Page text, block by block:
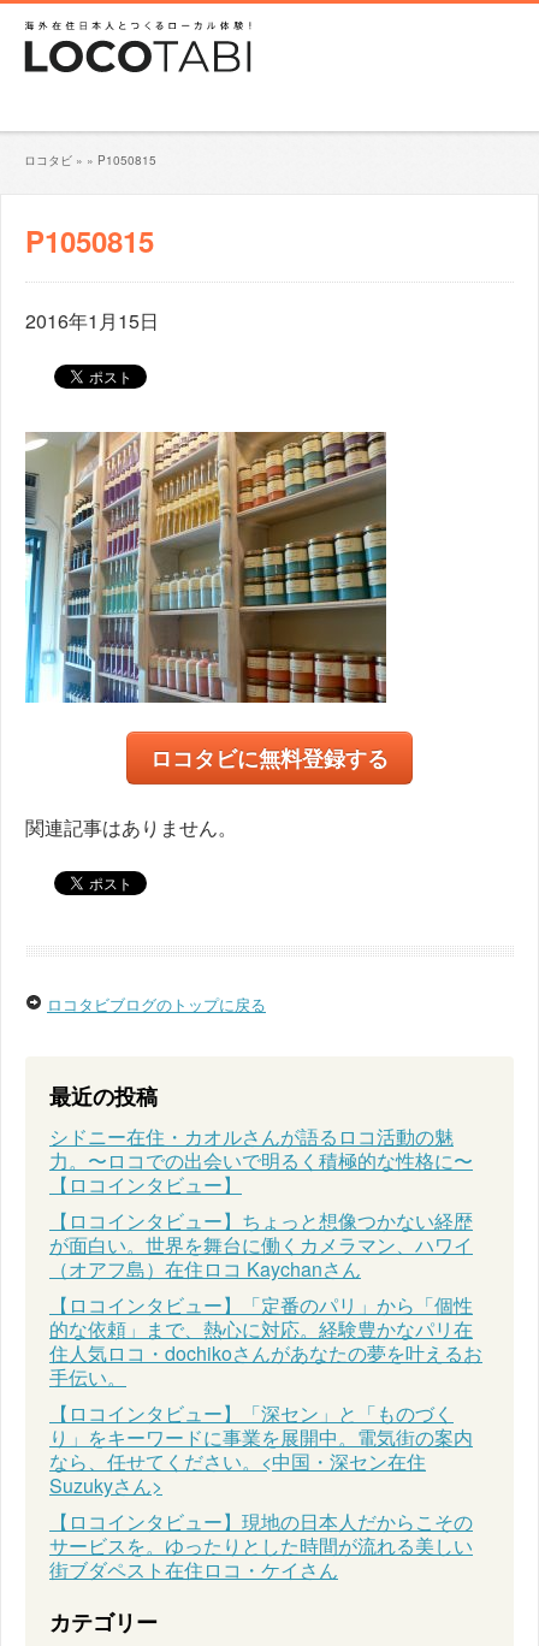
ロコタビ » » P1050815
P1050815
2016年1月15日
ロコタビに無料登録する
関連記事はありません。
ロコタビブログのトップに戻る
最近の投稿
シドニー在住・カオルさんが語るロコ活動の魅
力。〜ロコでの出会いで明るく積極的な性格に〜
【ロコインタビュー】
【ロコインタビュー】ちょっと想像つかない経歴
が面白い。世界を舞台に働くカメラマン、ハワイ
（オアフ島）在住ロコ Kaychanさん
【ロコインタビュー】「定番のパリ」から「個性
的な依頼」まで、熱心に対応。経験豊かなパリ在
住人気ロコ・dochikoさんがあなたの夢を叶えるお
手伝い。
【ロコインタビュー】「深セン」と「ものづく
り」をキーワードに事業を展開中。電気街の案内
なら、任せてください。<中国・深セン在住
Suzukyさん>
【ロコインタビュー】現地の日本人だからこその
サービスを。ゆったりとした時間が流れる美しい
街ブダペスト在住ロコ・ケイさん
カテゴリー